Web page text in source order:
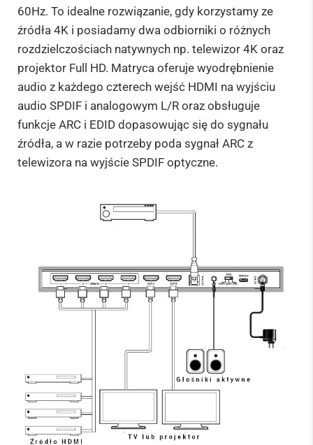
60Hz. To idealne rozwiązanie, gdy korzystamy ze
źródła 4K i posiadamy dwa odbiorniki o różnych
rozdzielczościach natywnych np. telewizor 4K oraz
projektor Full HD. Matryca oferuje wyodrębnienie
audio z każdego czterech wejść HDMI na wyjściu
audio SPDIF i analogowym L/R oraz obsługuje
funkcje ARC i EDID dopasowując się do sygnału
źródła, a w razie potrzeby poda sygnał ARC z
telewizora na wyjście SPDIF optyczne.